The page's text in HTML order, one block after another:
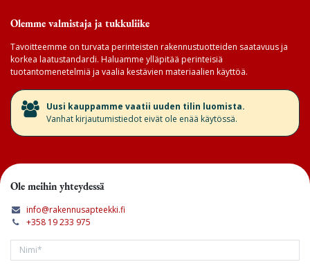
Olemme valmistaja ja tukkuliike
Tavoitteemme on turvata perinteisten rakennustuotteiden saatavuus ja
korkea laatustandardi. Haluamme ylläpitää perinteisiä
tuotantomenetelmiä ja vaalia kestävien materiaalien käyttöä.
​Uusi kauppamme vaatii uuden tilin luomista.
Vanhat kirjautumistiedot eivät ole enää käytössä.
Ole meihin yhteydessä
info@rakennusapteekki.fi
+358 19 233 975